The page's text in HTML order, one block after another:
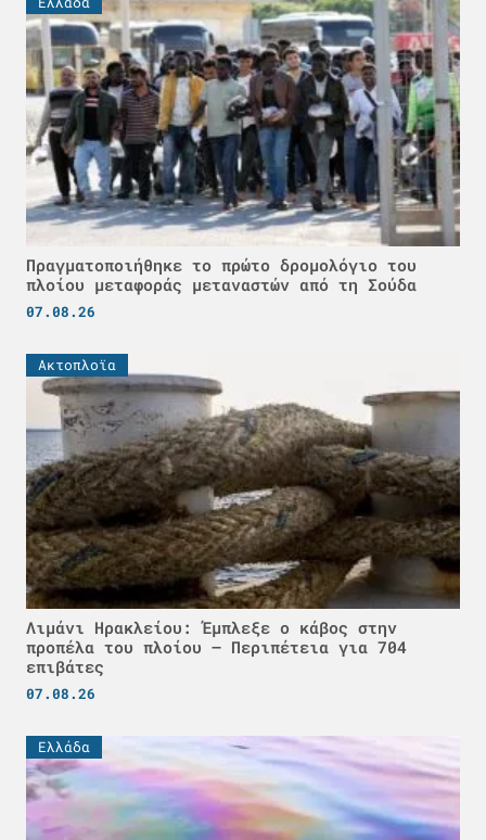
Πραγματοποιήθηκε το πρώτο δρομολόγιο του
πλοίου μεταφοράς μεταναστών από τη Σούδα
07.08.26
Ακτοπλοϊα
Λιμάνι Ηρακλείου: Έμπλεξε ο κάβος στην
προπέλα του πλοίου – Περιπέτεια για 704
επιβάτες
07.08.26
Ελλάδα